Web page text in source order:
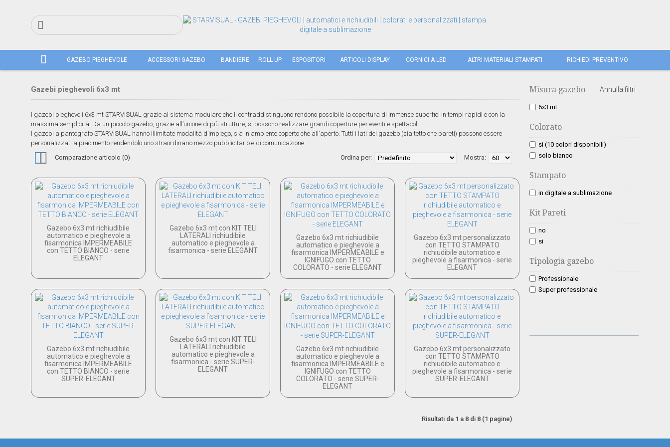
GAZEBO PIEGHEVOLE ACCESSORI GAZEBO BANDIERE ROLL UP ESPOSITORI ARTICOLI DISPLAY CORNICI A LED ALTRI MATERIALI STAMPATI RICHIEDI PREVENTIVO
Annulla filtri
Misura gazebo
6x3 mt
Colorato
si (10 colori disponibili)
solo bianco
Stampato
in digitale a sublimazione
Kit Pareti
no
si
Tipologia gazebo
Professionale
Super professionale
Gazebi pieghevoli 6x3 mt
I gazebi pieghevoli 6x3 mt STARVISUAL grazie al sistema modulare che li contraddistinguono rendono possibile la copertura di immense superfici in tempi rapidi e con la
massima semplicità. Da un piccolo gazebo, grazie all’unione di più strutture, si possono realizzare grandi coperture per eventi e spettacoli.
I gazebi a pantografo STARVISUAL hanno illimitate modalità d’impiego, sia in ambiente coperto che all'aperto. Tutti i lati del gazebo (sia tetto che pareti) possono essere
personalizzati a piacimento rendendolo uno straordinario mezzo pubblicitario e di comunicazione.
Comparazione articolo (0)
Mostra:
Ordina per:
Gazebo 6x3 mt richiudibile
automatico e pieghevole a
fisarmonica IMPERMEABILE
con TETTO BIANCO - serie
ELEGANT
Gazebo 6x3 mt con KIT TELI
LATERALI richiudibile
automatico e pieghevole a
fisarmonica - serie ELEGANT
Gazebo 6x3 mt richiudibile
automatico e pieghevole a
fisarmonica IMPERMEABILE e
IGNIFUGO con TETTO
COLORATO - serie ELEGANT
Gazebo 6x3 mt personalizzato
con TETTO STAMPATO
richiudibile automatico e
pieghevole a fisarmonica - serie
ELEGANT
Gazebo 6x3 mt richiudibile
automatico e pieghevole a
fisarmonica IMPERMEABILE
con TETTO BIANCO - serie
SUPER-ELEGANT
Gazebo 6x3 mt con KIT TELI
LATERALI richiudibile
automatico e pieghevole a
fisarmonica - serie SUPER-
ELEGANT
Gazebo 6x3 mt richiudibile
automatico e pieghevole a
fisarmonica IMPERMEABILE e
IGNIFUGO con TETTO
COLORATO - serie SUPER-
ELEGANT
Gazebo 6x3 mt personalizzato
con TETTO STAMPATO
richiudibile automatico e
pieghevole a fisarmonica - serie
SUPER-ELEGANT
Risultati da 1 a 8 di 8 (1 pagine)